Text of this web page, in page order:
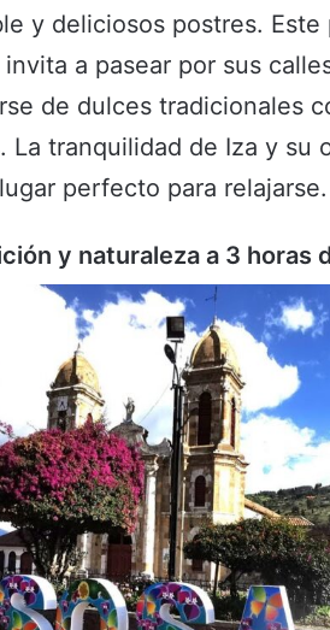
y deliciosos postres.
a pasear por sus
de dulces tradicionales
La tranquilidad de Iza y su
perfecto para relajarse.
y naturaleza a 3 horas